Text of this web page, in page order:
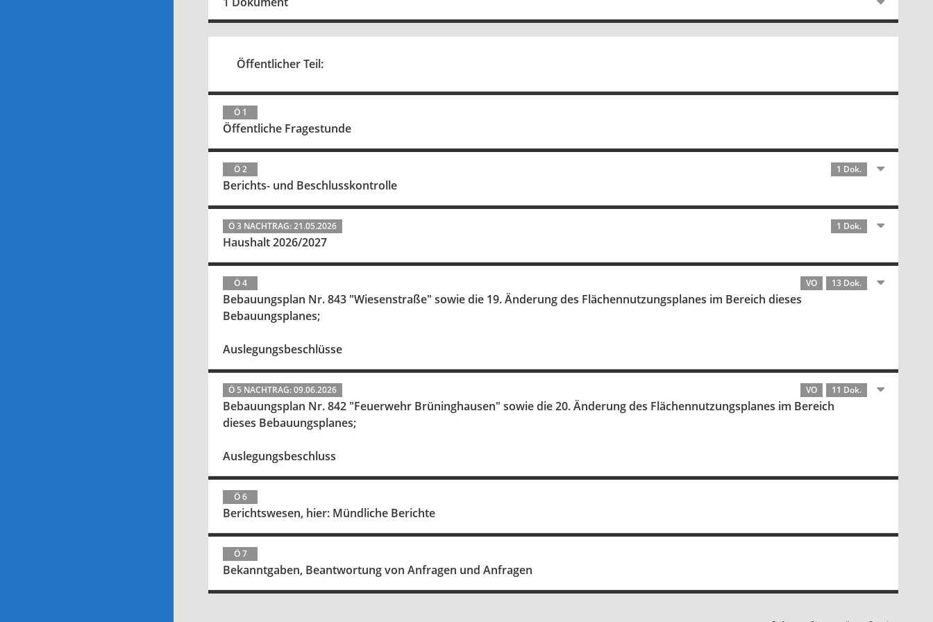
Öffentlicher Teil:
Ö 1
Öffentliche Fragestunde
Ö 2 1 Dok.
Berichts- und Beschlusskontrolle
Ö 3 NACHTRAG: 21.05.2026 1 Dok.
Haushalt 2026/2027
Ö 4 VO 13 Dok.
Bebauungsplan Nr. 843 "Wiesenstraße" sowie die 19. Änderung des Flächennutzungsplanes im Bereich dieses
Bebauungsplanes;
Auslegungsbeschlüsse
Ö 5 NACHTRAG: 09.06.2026 VO 11 Dok.
Bebauungsplan Nr. 842 "Feuerwehr Brüninghausen" sowie die 20. Änderung des Flächennutzungsplanes im Bereich
dieses Bebauungsplanes;
Auslegungsbeschluss
Ö 6
Berichtswesen, hier: Mündliche Berichte
Ö 7
Bekanntgaben, Beantwortung von Anfragen und Anfragen